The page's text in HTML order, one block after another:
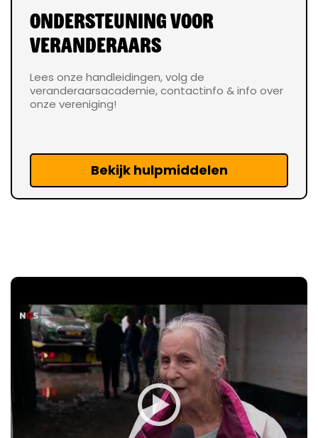
Ondersteuning voor
veranderaars
Lees onze handleidingen, volg de
veranderaarsacademie, contactinfo & info over
onze vereniging!
Bekijk hulpmiddelen